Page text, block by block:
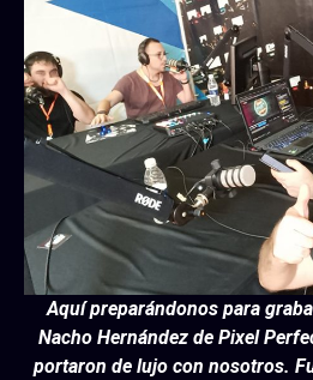
Aquí preparándonos para
Nacho Hernández de Pixel
portaron de lujo con nosotros.